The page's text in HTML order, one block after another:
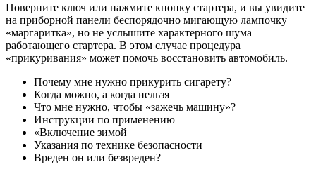
Поверните ключ или нажмите кнопку стартера, и вы увидите
на приборной панели беспорядочно мигающую лампочку
«маргаритка», но не услышите характерного шума
работающего стартера. В этом случае процедура
«прикуривания» может помочь восстановить автомобиль.
Почему мне нужно прикурить сигарету?
Когда можно, а когда нельзя
Что мне нужно, чтобы «зажечь машину»?
Инструкции по применению
«Включение зимой
Указания по технике безопасности
Вреден он или безвреден?